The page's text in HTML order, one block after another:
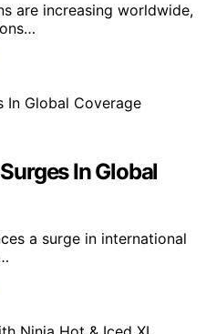
are increasing worldwide,
In Global
a surge in international